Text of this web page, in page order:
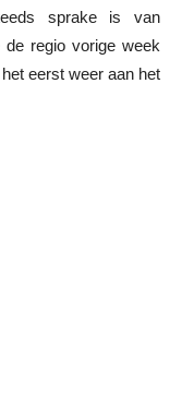
sprake is van
de regio vorige week
eerst weer aan het